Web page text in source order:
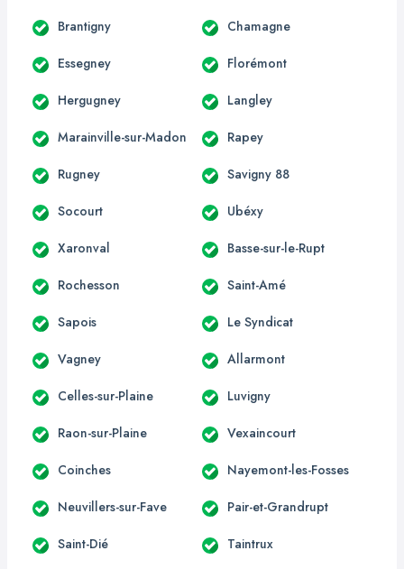
Brantigny Chamagne
Essegney Florémont
Hergugney Langley
Marainville-sur-Madon Rapey
Rugney Savigny 88
Socourt Ubéxy
Xaronval Basse-sur-le-Rupt
Rochesson Saint-Amé
Sapois Le Syndicat
Vagney Allarmont
Celles-sur-Plaine Luvigny
Raon-sur-Plaine Vexaincourt
Coinches Nayemont-les-Fosses
Neuvillers-sur-Fave Pair-et-Grandrupt
Saint-Dié Taintrux